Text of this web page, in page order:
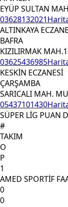
EYÜP SULTAN
03628132021
ALTINKAYA
BAFRA
KIZILIRMAK
03625436985
KESKİN ECZANESİ
ÇARŞAMBA
SARICALI MAH.
05437101430
SÜPER LİG PUAN
#
TAKIM
O
P
1
AMED SPORTİF
0
0